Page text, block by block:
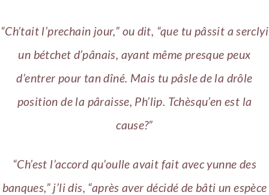
“Ch’tait l’prechain jour,” ou dit, “que tu pâssit a serclyi
un bétchet d’pânais, ayant même presque peux
d’entrer pour tan dîné. Mais tu pâsle de la drôle
position de la pâraisse, Ph’lip. Tchèsqu’en est la
cause?”
“Ch’est l’accord qu’oulle avait fait avec yunne des
banques,” j’li dis, “après aver décidé de bâti un espèce